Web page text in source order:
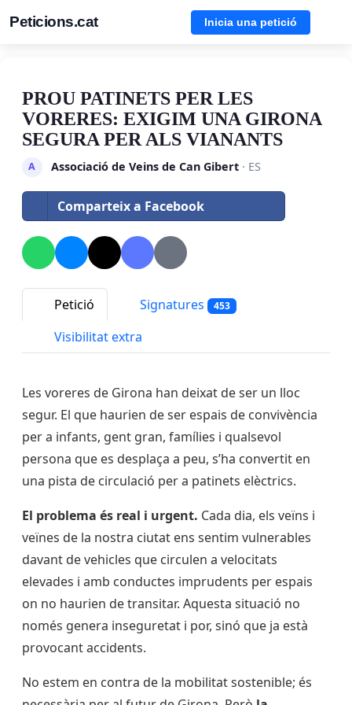
Peticions.cat Inicia una petició
PROU PATINETS PER LES
VORERES: EXIGIM UNA GIRONA
SEGURA PER ALS VIANANTS
A Associació de Veins de Can Gibert· ES
Comparteix a Facebook
Petició Signatures 453
Visibilitat extra
Les voreres de Girona han deixat de ser un lloc
segur. El que haurien de ser espais de convivència
per a infants, gent gran, famílies i qualsevol
persona que es desplaça a peu, s’ha convertit en
una pista de circulació per a patinets elèctrics.
El problema és real i urgent. Cada dia, els veïns i
veïnes de la nostra ciutat ens sentim vulnerables
davant de vehicles que circulen a velocitats
elevades i amb conductes imprudents per espais
on no haurien de transitar. Aquesta situació no
només genera inseguretat i por, sinó que ja està
provocant accidents.
No estem en contra de la mobilitat sostenible; és